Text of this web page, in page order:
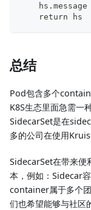
hs.message
    return hs
总结
Pod包含多个
K8S生态里面急需一
SidecarSet是在
多的公司在使用
SidecarSet在带来便
本，例如：Sidecar
container属于多个
们也希望能够与社区